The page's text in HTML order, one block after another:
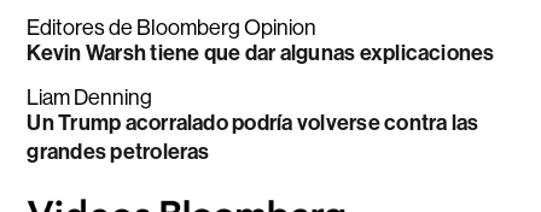
Editores de Bloomberg Opinion
Kevin Warsh tiene que dar algunas explicaciones
Liam Denning
Un Trump acorralado podría volverse contra las
grandes petroleras